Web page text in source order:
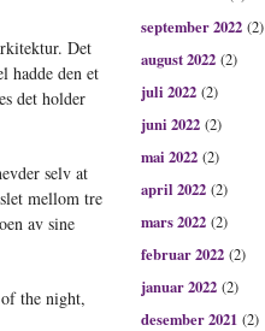
Det
hadde den et
det holder
selv at
mellom tre
av sine
the night,
september 2022 (2)
august 2022 (2)
juli 2022 (2)
juni 2022 (2)
mai 2022 (2)
april 2022 (2)
mars 2022 (2)
februar 2022 (2)
januar 2022 (2)
desember 2021 (2)